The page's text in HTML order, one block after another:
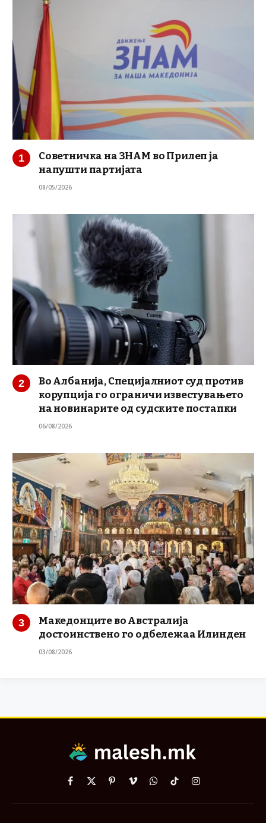
Советничка на ЗНАМ во Прилеп ја
напушти партијата
08/05/2026
Во Албанија, Специјалниот суд против
корупција го ограничи известувањето
на новинарите од судските постапки
06/08/2026
Македонците во Австралија
достоинствено го одбележаа Илинден
03/08/2026
Facebook
X
PinterestVimeoWhatsApp
TikTokInstagram